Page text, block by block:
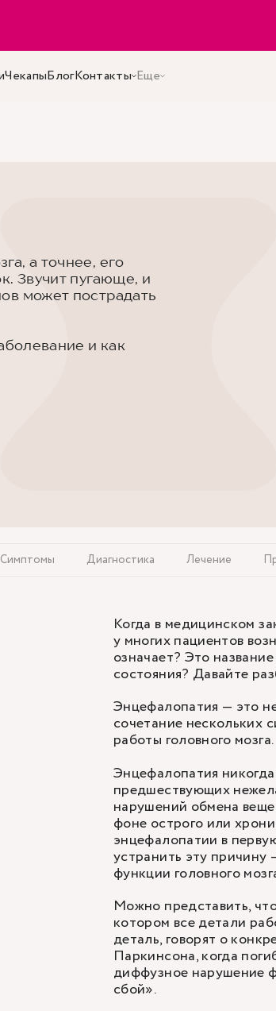
ЧекапыБлогКонтакты Еще
а точнее, его
Звучит пугающе, и
может пострадать
и как
Симптомы Диагностика Лечение
Когда в медицинском
у многих пациентов
означает? Это
состояния? Давайте
Энцефалопатия — это
сочетание нескольких
работы головного мозга.
Энцефалопатия
предшествующих
нарушений обмена
фоне острого или
энцефалопатии в
устранить эту причину
функции головного
Можно представить,
котором все детали
деталь, говорят о
Паркинсона, когда
диффузное нарушение
сбой».